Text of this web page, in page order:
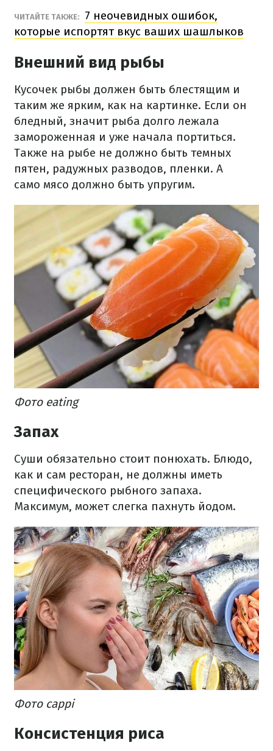
ЧИТАЙТЕ ТАКЖЕ:
7 неочевидных ошибок,
которые испортят вкус ваших шашлыков
Внешний вид рыбы
Кусочек рыбы должен быть блестящим и
таким же ярким, как на картинке. Если он
бледный, значит рыба долго лежала
замороженная и уже начала портиться.
Также на рыбе не должно быть темных
пятен, радужных разводов, пленки. А
само мясо должно быть упругим.
Фото eating
Запах
Суши обязательно стоит понюхать. Блюдо,
как и сам ресторан, не должны иметь
специфического рыбного запаха.
Максимум, может слегка пахнуть йодом.
Фото cappi
Консистенция риса